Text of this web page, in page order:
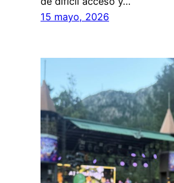
15 mayo, 2026